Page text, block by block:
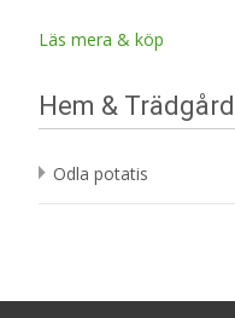
Läs mera & köp
Hem & Trädgård
Odla potatis